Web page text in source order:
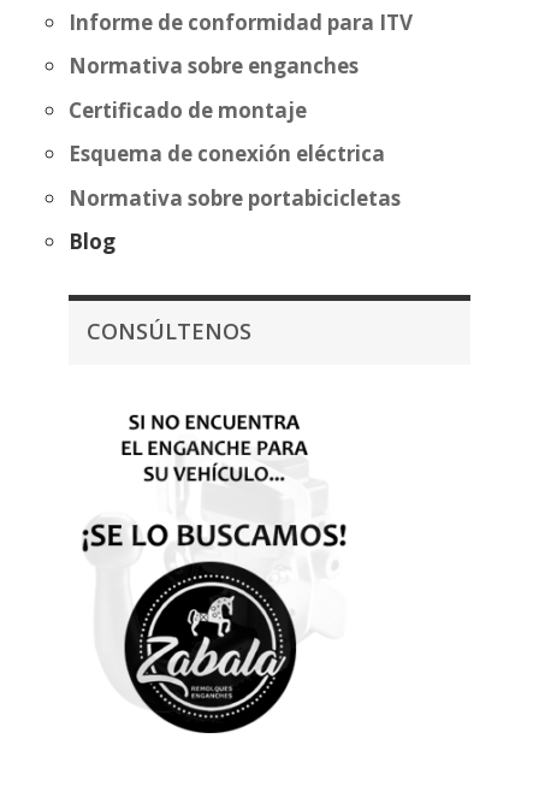
Informe de conformidad para ITV
Normativa sobre enganches
Certificado de montaje
Esquema de conexión eléctrica
Normativa sobre portabicicletas
Blog
CONSÚLTENOS